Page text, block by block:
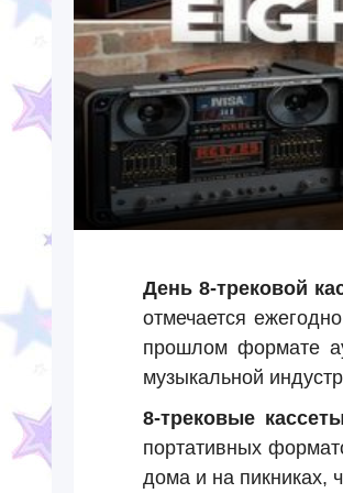
День 8-трековой
отмечается ежегодно
прошлом формате
музыкальной
8-трековые
портативных
дома и на пикниках,